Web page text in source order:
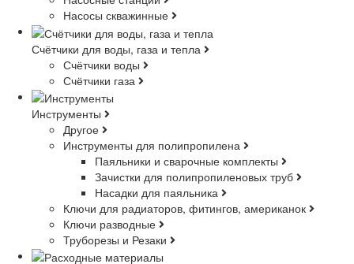
Насосы скважинные
Счётчики для воды, газа и тепла
Счётчики воды
Счётчики газа
Инструменты
Другое
Инструменты для полипропилена
Паяльники и сварочные комплекты
Зачистки для полипропиленовых труб
Насадки для паяльника
Ключи для радиаторов, фитингов, американок
Ключи разводные
Труборезы и Резаки